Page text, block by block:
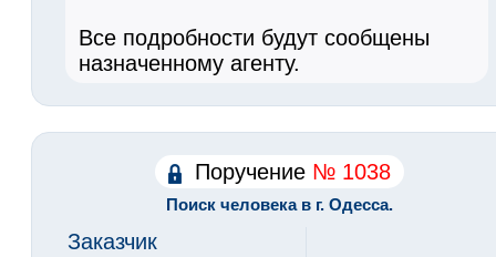
Все подробности будут сообщены
назначенному агенту.
Поручение № 1038
Поиск человека в г. Одесса.
Заказчик